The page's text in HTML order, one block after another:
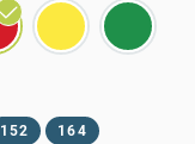
152 164